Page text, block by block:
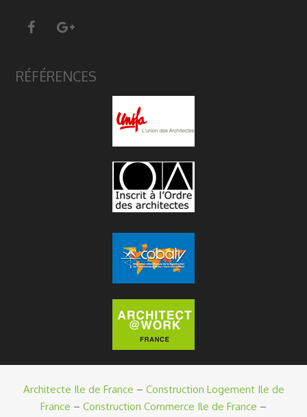
RÉFÉRENCES
Architecte Ile de France – Construction Logement Ile de
France – Construction Commerce Ile de France –